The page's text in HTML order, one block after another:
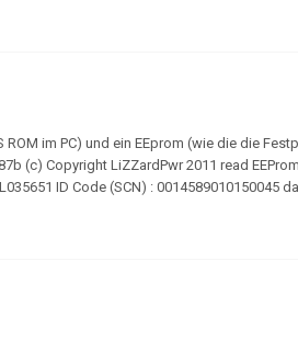
im PC) und ein EEprom (wie die die
(c) Copyright LiZZardPwr 2011 read
ID Code (SCN) : 0014589010150045